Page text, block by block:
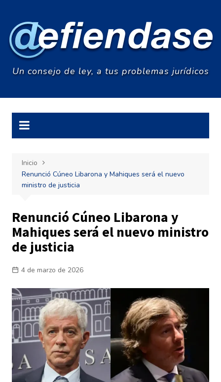
contenido
Un consejo de ley, a tus problemas jurídicos
Inicio
Renunció Cúneo Libarona y Mahiques será el nuevo
ministro de justicia
Renunció Cúneo Libarona y
Mahiques será el nuevo ministro
de justicia
4 de marzo de 2026